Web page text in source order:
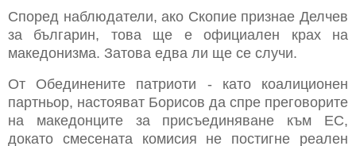
Според наблюдатели, ако Скопие признае Делчев
за българин, това ще е официален крах на
македонизма. Затова едва ли ще се случи.
От Обединените патриоти - като коалиционен
партньор, настояват Борисов да спре преговорите
на македонците за присъединяване към ЕС,
докато смесената комисия не постигне реален